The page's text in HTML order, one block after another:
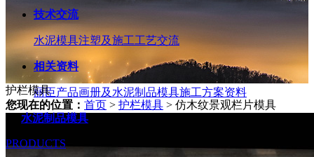
技术交流
水泥模具注塑及施工工艺交流
相关资料
丽臣产品画册及水泥制品模具施工方案资料
水泥制品模具
PRODUCTS
护栏模具
您现在的位置： 首页 > 护栏模具 > 仿木纹景观栏片模具